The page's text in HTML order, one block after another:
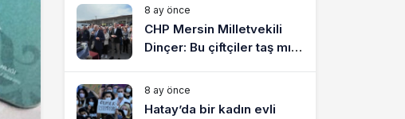
8 ay önce
CHP Mersin Milletvekili
Dinçer: Bu çiftçiler taş mı
8 ay önce
Hatay’da bir kadın evli